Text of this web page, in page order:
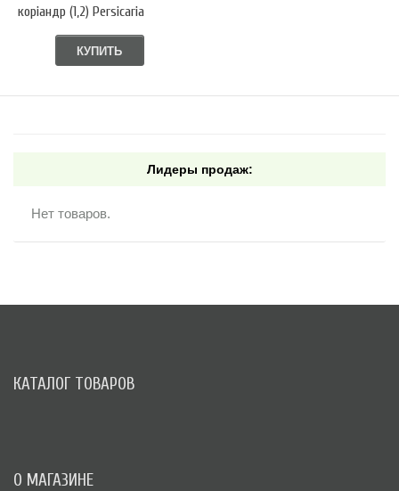
коріандр (1,2) Persicaria
odorata
КУПИТЬ
Лидеры продаж:
Нет товаров.
КАТАЛОГ ТОВАРОВ
О МАГАЗИНЕ